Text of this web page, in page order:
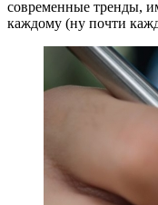
современные тренды,
каждому (ну почти